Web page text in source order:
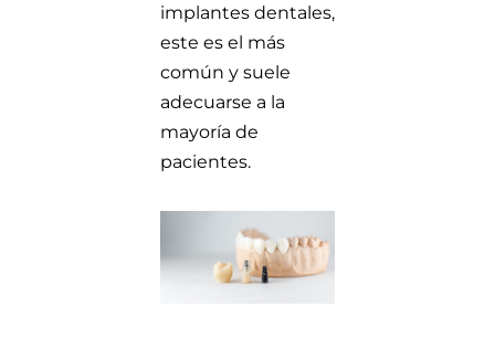
implantes dentales,
este es el más
común y suele
adecuarse a la
mayoría de
pacientes.